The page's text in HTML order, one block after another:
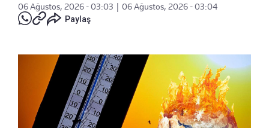
06 Ağustos, 2026 - 03:03
06 Ağustos, 2026 - 03:04
Paylaş